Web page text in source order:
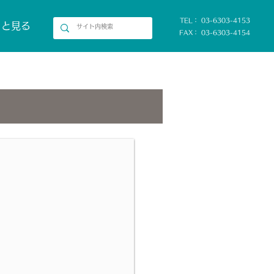
見る
TEL： 03-6303-4153
FAX： 03-6303-4154